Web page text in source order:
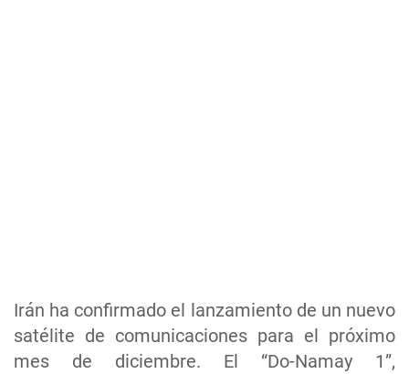
Irán ha confirmado el lanzamiento de un nuevo
satélite de comunicaciones para el próximo
mes de diciembre. El “Do-Namay 1”,